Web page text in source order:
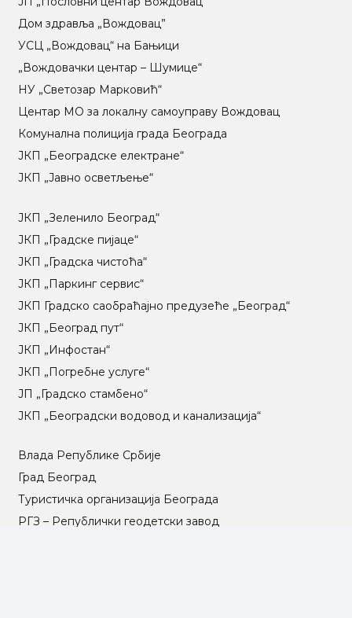
Дом здравља „Вождовац”
УСЦ „Вождовац“ на Бањици
„Вождовачки центар – Шумице“
НУ „Светозар Марковић“
Центар МO за локалну самоуправу Вождовац
Комунална полиција града Београда
ЈКП „Београдске електране“
ЈКП „Јавно осветљење“
ЈКП „Зеленило Београд“
ЈКП „Градске пијаце“
ЈКП „Градска чистоћа“
ЈКП „Паркинг сервис“
ЈКП Градско саобраћајно предузеће „Београд“
ЈКП „Београд пут“
ЈКП „Инфостан“
ЈКП „Погребне услуге“
ЈП „Градско стамбено“
ЈКП „Београдски водовод и канализација“
Влада Републике Србије
Град Београд
Туристичка организација Београда
РГЗ – Републички геодетски завод